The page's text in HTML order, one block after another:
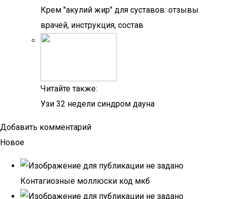
Крем "акулий жир" для суставов: отзывы
врачей, инструкция, состав
Читайте также:
Узи 32 недели синдром дауна
Добавить комментарий
Новое
Контагиозные моллюски код мкб